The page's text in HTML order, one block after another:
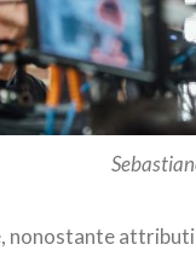
nonostante